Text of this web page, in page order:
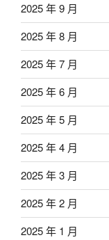
2025 年 9 月
2025 年 8 月
2025 年 7 月
2025 年 6 月
2025 年 5 月
2025 年 4 月
2025 年 3 月
2025 年 2 月
2025 年 1 月